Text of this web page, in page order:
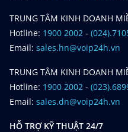
TRUNG TÂM KINH DOANH
Hotline: 1900 2002 -
Email: sales.hn@voip24h.vn
TRUNG TÂM KINH DOANH
Hotline: 1900 2002 -
Email: sales.dn@voip24h.vn
HỖ TRỢ KỸ THUẬT 24/7